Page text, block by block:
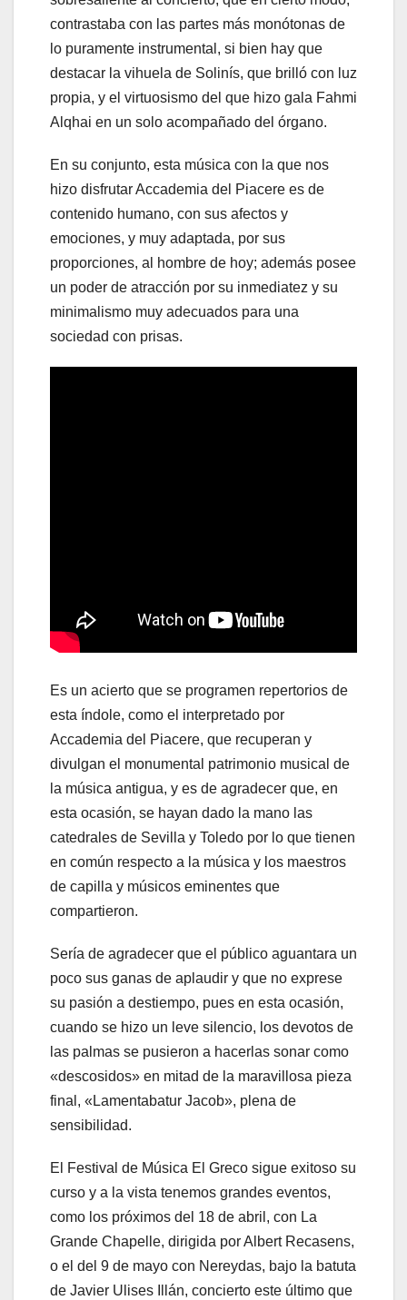
contrastaba con las partes más monótonas de
lo puramente instrumental, si bien hay que
destacar la vihuela de Solinís, que brilló con luz
propia, y el virtuosismo del que hizo gala Fahmi
Alqhai en un solo acompañado del órgano.
En su conjunto, esta música con la que nos
hizo disfrutar Accademia del Piacere es de
contenido humano, con sus afectos y
emociones, y muy adaptada, por sus
proporciones, al hombre de hoy; además posee
un poder de atracción por su inmediatez y su
minimalismo muy adecuados para una
sociedad con prisas.
Es un acierto que se programen repertorios de
esta índole, como el interpretado por
Accademia del Piacere, que recuperan y
divulgan el monumental patrimonio musical de
la música antigua, y es de agradecer que, en
esta ocasión, se hayan dado la mano las
catedrales de Sevilla y Toledo por lo que tienen
en común respecto a la música y los maestros
de capilla y músicos eminentes que
compartieron.
Sería de agradecer que el público aguantara un
poco sus ganas de aplaudir y que no exprese
su pasión a destiempo, pues en esta ocasión,
cuando se hizo un leve silencio, los devotos de
las palmas se pusieron a hacerlas sonar como
«descosidos» en mitad de la maravillosa pieza
final, «Lamentabatur Jacob», plena de
sensibilidad.
El Festival de Música El Greco sigue exitoso su
curso y a la vista tenemos grandes eventos,
como los próximos del 18 de abril, con La
Grande Chapelle, dirigida por Albert Recasens,
o el del 9 de mayo con Nereydas, bajo la batuta
de Javier Ulises Illán, concierto este último que